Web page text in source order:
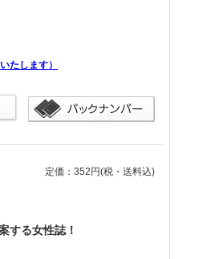
たします）
定価：352円(税・送料込)
する女性誌！